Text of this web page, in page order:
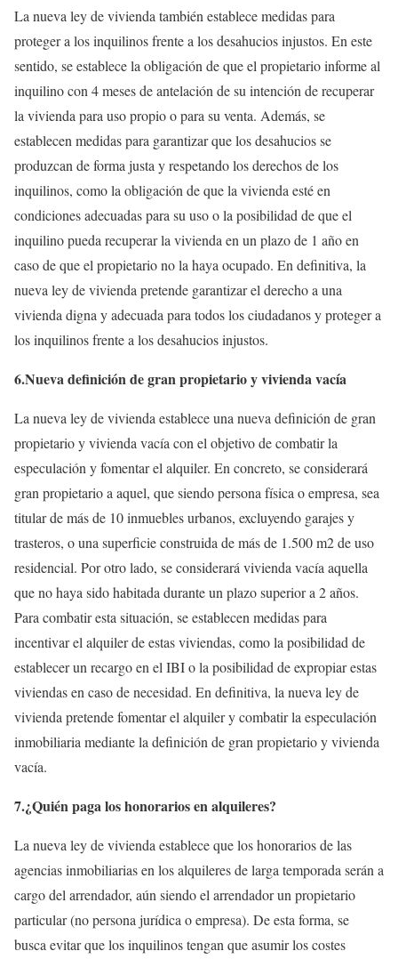
La nueva ley de vivienda también establece medidas para
proteger a los inquilinos frente a los desahucios injustos. En este
sentido, se establece la obligación de que el propietario informe al
inquilino con 4 meses de antelación de su intención de recuperar
la vivienda para uso propio o para su venta. Además, se
establecen medidas para garantizar que los desahucios se
produzcan de forma justa y respetando los derechos de los
inquilinos, como la obligación de que la vivienda esté en
condiciones adecuadas para su uso o la posibilidad de que el
inquilino pueda recuperar la vivienda en un plazo de 1 año en
caso de que el propietario no la haya ocupado. En definitiva, la
nueva ley de vivienda pretende garantizar el derecho a una
vivienda digna y adecuada para todos los ciudadanos y proteger a
los inquilinos frente a los desahucios injustos.
6.Nueva definición de gran propietario y vivienda vacía
La nueva ley de vivienda establece una nueva definición de gran
propietario y vivienda vacía con el objetivo de combatir la
especulación y fomentar el alquiler. En concreto, se considerará
gran propietario a aquel, que siendo persona física o empresa, sea
titular de más de 10 inmuebles urbanos, excluyendo garajes y
trasteros, o una superficie construida de más de 1.500 m2 de uso
residencial. Por otro lado, se considerará vivienda vacía aquella
que no haya sido habitada durante un plazo superior a 2 años.
Para combatir esta situación, se establecen medidas para
incentivar el alquiler de estas viviendas, como la posibilidad de
establecer un recargo en el IBI o la posibilidad de expropiar estas
viviendas en caso de necesidad. En definitiva, la nueva ley de
vivienda pretende fomentar el alquiler y combatir la especulación
inmobiliaria mediante la definición de gran propietario y vivienda
vacía.
7.¿Quién paga los honorarios en alquileres?
La nueva ley de vivienda establece que los honorarios de las
agencias inmobiliarias en los alquileres de larga temporada serán a
cargo del arrendador, aún siendo el arrendador un propietario
particular (no persona jurídica o empresa). De esta forma, se
busca evitar que los inquilinos tengan que asumir los costes